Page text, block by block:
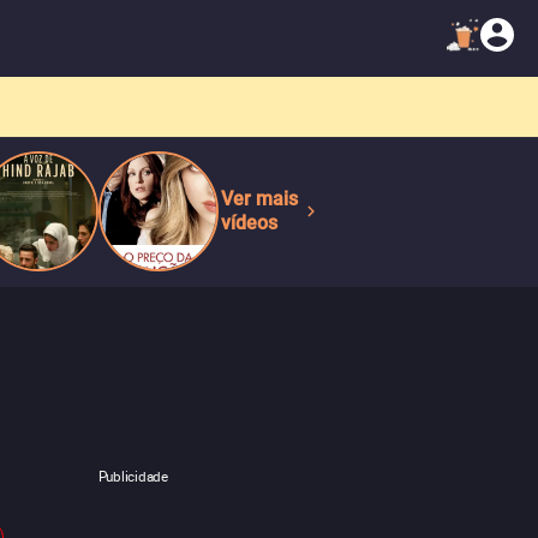
Ver mais
vídeos
Publicidade